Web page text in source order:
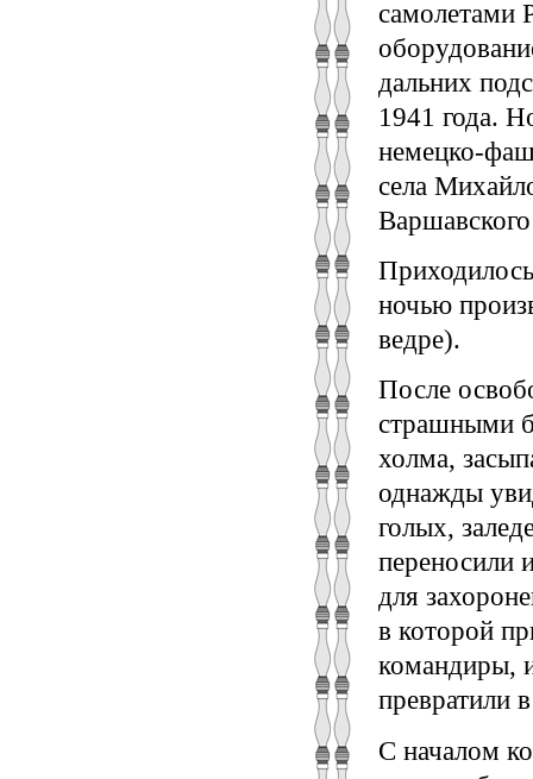
самолетами
дальних
1941 года.
немецко-
села
ночью
ведре).
После
страшными
холма,
однажды
голых,
переносили
для
в которой
командиры,
превратили
С началом